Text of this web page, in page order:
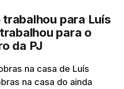
para Luís
para o
da PJ
na casa de Luís
na casa do ainda